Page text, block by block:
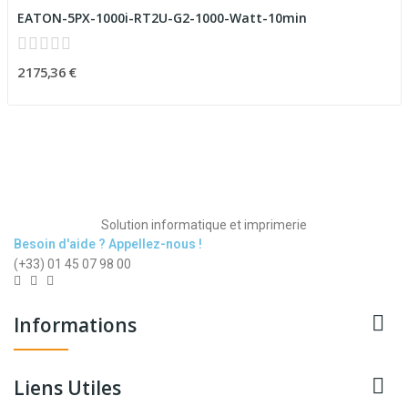
EATON-5PX-1000i-RT2U-G2-1000-Watt-10min
2 175,36 €
Solution informatique et imprimerie
Besoin d'aide ? Appellez-nous !
(+33) 01 45 07 98 00
Informations 
Liens Utiles 